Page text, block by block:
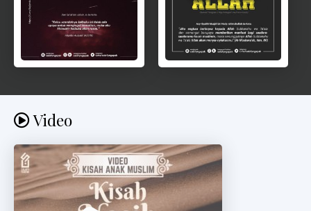
Video